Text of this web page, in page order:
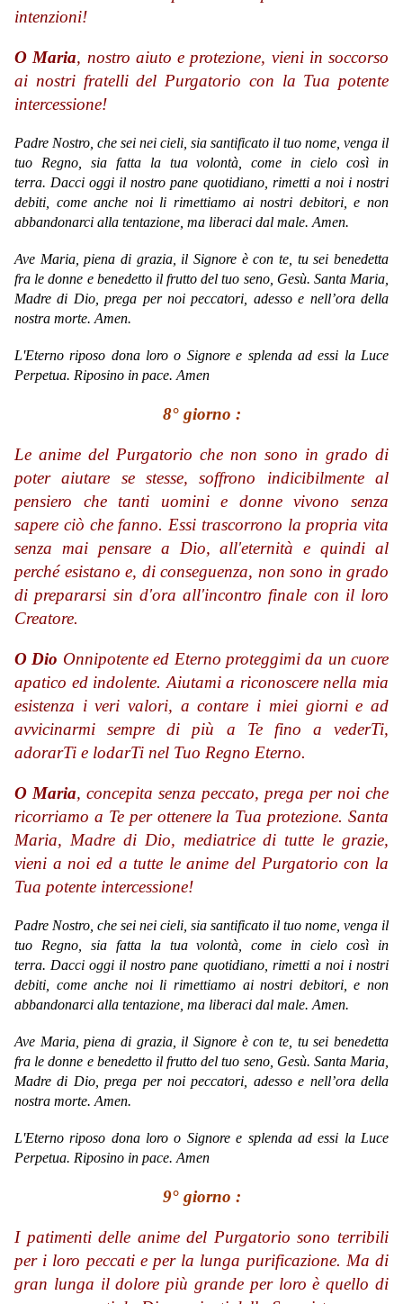
intenzioni!
O Maria, nostro aiuto e protezione, vieni in soccorso
ai nostri fratelli del Purgatorio con la Tua potente
intercessione!
Padre Nostro, che sei nei cieli, sia santificato il tuo nome, venga il
tuo Regno, sia fatta la tua volontà, come in cielo così in
terra. Dacci oggi il nostro pane quotidiano, rimetti a noi i nostri
debiti, come anche noi li rimettiamo ai nostri debitori, e non
abbandonarci alla tentazione, ma liberaci dal male. Amen.
Ave Maria,piena di grazia, il Signore è con te, tu sei benedetta
fra le donne e benedetto il frutto del tuo seno, Gesù. Santa Maria,
Madre di Dio,prega per noi peccatori, adesso e nell’ora della
nostra morte. Amen.
L'Eterno riposo dona loro o Signore e splenda ad essi la Luce
Perpetua. Riposino in pace. Amen
8° giorno :
Le anime del Purgatorio che non sono in grado di
poter aiutare se stesse, soffrono indicibilmente al
pensiero che tanti uomini e donne vivono senza
sapere ciò che fanno. Essi trascorrono la propria vita
senza mai pensare a Dio, all'eternità e quindi al
perché esistano e, di conseguenza, non sono in grado
di prepararsi sin d'ora all'incontro finale con il loro
Creatore.
O Dio Onnipotente ed Eterno proteggimi da un cuore
apatico ed indolente. Aiutami a riconoscere nella mia
esistenza i veri valori, a contare i miei giorni e ad
avvicinarmi sempre di più a Te fino a vederTi,
adorarTi e lodarTi nel Tuo Regno Eterno.
O Maria, concepita senza peccato, prega per noi che
ricorriamo a Te per ottenere la Tua protezione. Santa
Maria, Madre di Dio, mediatrice di tutte le grazie,
vieni a noi ed a tutte le anime del Purgatorio con la
Tua potente intercessione!
Padre Nostro, che sei nei cieli, sia santificato il tuo nome, venga il
tuo Regno, sia fatta la tua volontà, come in cielo così in
terra. Dacci oggi il nostro pane quotidiano, rimetti a noi i nostri
debiti, come anche noi li rimettiamo ai nostri debitori, e non
abbandonarci alla tentazione, ma liberaci dal male. Amen.
Ave Maria,piena di grazia, il Signore è con te, tu sei benedetta
fra le donne e benedetto il frutto del tuo seno, Gesù. Santa Maria,
Madre di Dio,prega per noi peccatori, adesso e nell’ora della
nostra morte. Amen.
L'Eterno riposo dona loro o Signore e splenda ad essi la Luce
Perpetua. Riposino in pace. Amen
9° giorno :
I patimenti delle anime del Purgatorio sono terribili
per i loro peccati e per la lunga purificazione. Ma di
gran lunga il dolore più grande per loro è quello di